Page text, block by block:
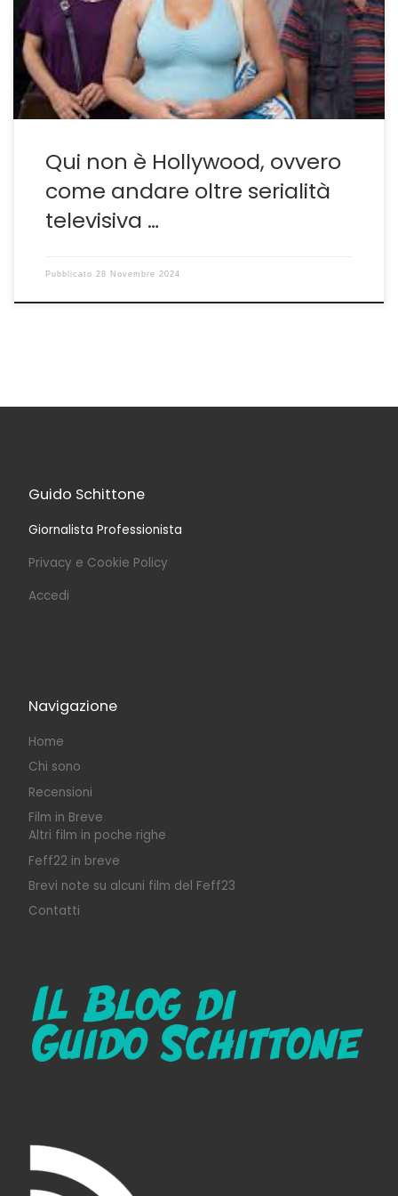
semplice serie televisiva su uno dei fatti di cronaca più
pubblicizzati e popolari del XXI secolo italiano. È un vero
e proprio […]
Qui non è Hollywood, ovvero
come andare oltre serialità
televisiva …
Pubblicato 28 Novembre 2024
Guido Schittone
Giornalista Professionista
Privacy e Cookie Policy
Accedi
Navigazione
Home
Chi sono
Recensioni
Film in Breve
Altri film in poche righe
Feff22 in breve
Brevi note su alcuni film del Feff23
Contatti